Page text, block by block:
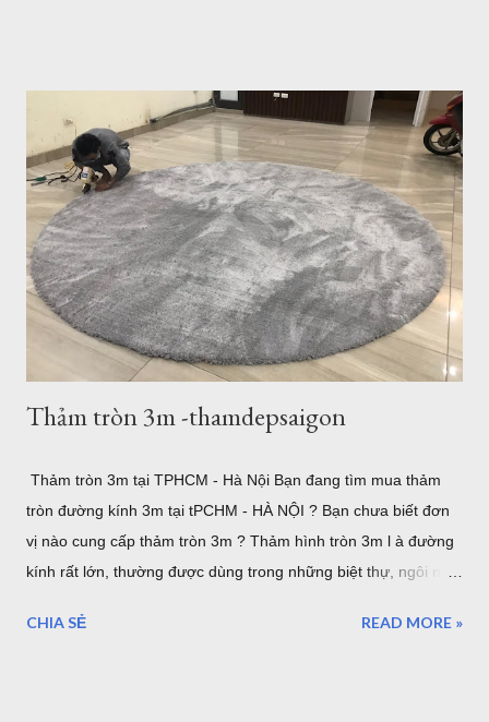
động với bãi trước, bãi sau của Vũng Tàu...Dịch vụ ăn uống
nghỉ ngơi, tắm nước nóng ở Bình Châu hay chỗ nghỉ ngơi rất
nhiều ở Vũng Tàu. Thảm trang trí cho khách hàng tại
Homestead Vũng Tàu Hiện tại Thảm Đẹp Sài Gòn chưa có
Showroom tại Vũng Tàu nhưng các bạn có thể đặt hàng trực
tuyến và xem các mẫu thảm tại website:
thamtrangtri.thamdepsaigon.com hoặc đọc thông tin chi tiết về
Thảm Đẹp tại: Thamdepsaigon.com. Bạn đang kiếm nơi ...
Thảm tròn 3m -thamdepsaigon
Thảm tròn 3m tại TPHCM - Hà Nội Bạn đang tìm mua thảm
tròn đường kính 3m tại tPCHM - HÀ NỘI ? Bạn chưa biết đơn
vị nào cung cấp thảm tròn 3m ? Thảm hình tròn 3m l à đường
kính rất lớn, thường được dùng trong những biệt thự, ngôi nhà
lưu ý rằng đây là đường kính lớn nhất của thảm tròn bán tại
CHIA SẺ READ MORE »